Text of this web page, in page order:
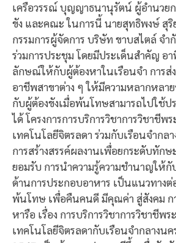
เครือวรรณ์ บุญญาธนานุรัตน์ ผู้อำนวย
ขัง และคณะ ในการนี้ นายสุทธิพงษ์ สุ
กรรมการผู้จัดการ บริษัท ขาบสไตล์ จำ
ร่วมการประชุม โดยมีประเด็นสำคัญ อา
ลักษณ์ให้กับผู้ต้องหาในเรือนจำ การส่
อาชีพสาขาต่าง ๆ ให้มีความหลากหลา
กับผู้ต้องขังเมื่อพ้นโทษสามารถไปใช้
ได้ โครงการการบริการวิชาการวิชาชีพ
เทคโนโลยีจิตรลดา ร่วมกับเรือนจำกล
การสร้างสรรค์ผลงานเพื่อยกระดับทัก
ยอมรับ การนำความรู้ความชำนาญให้กั
ด้านการประกอบอาหาร เป็นแนวทาง
พ้นโทษ เพื่อคืนคนดี มีคุณค่า สู่สังคม ก
หารือ เรื่อง การบริการวิชาการวิชาชีพ
เทคโนโลยีจิตรลดากับเรือนจำกลางน